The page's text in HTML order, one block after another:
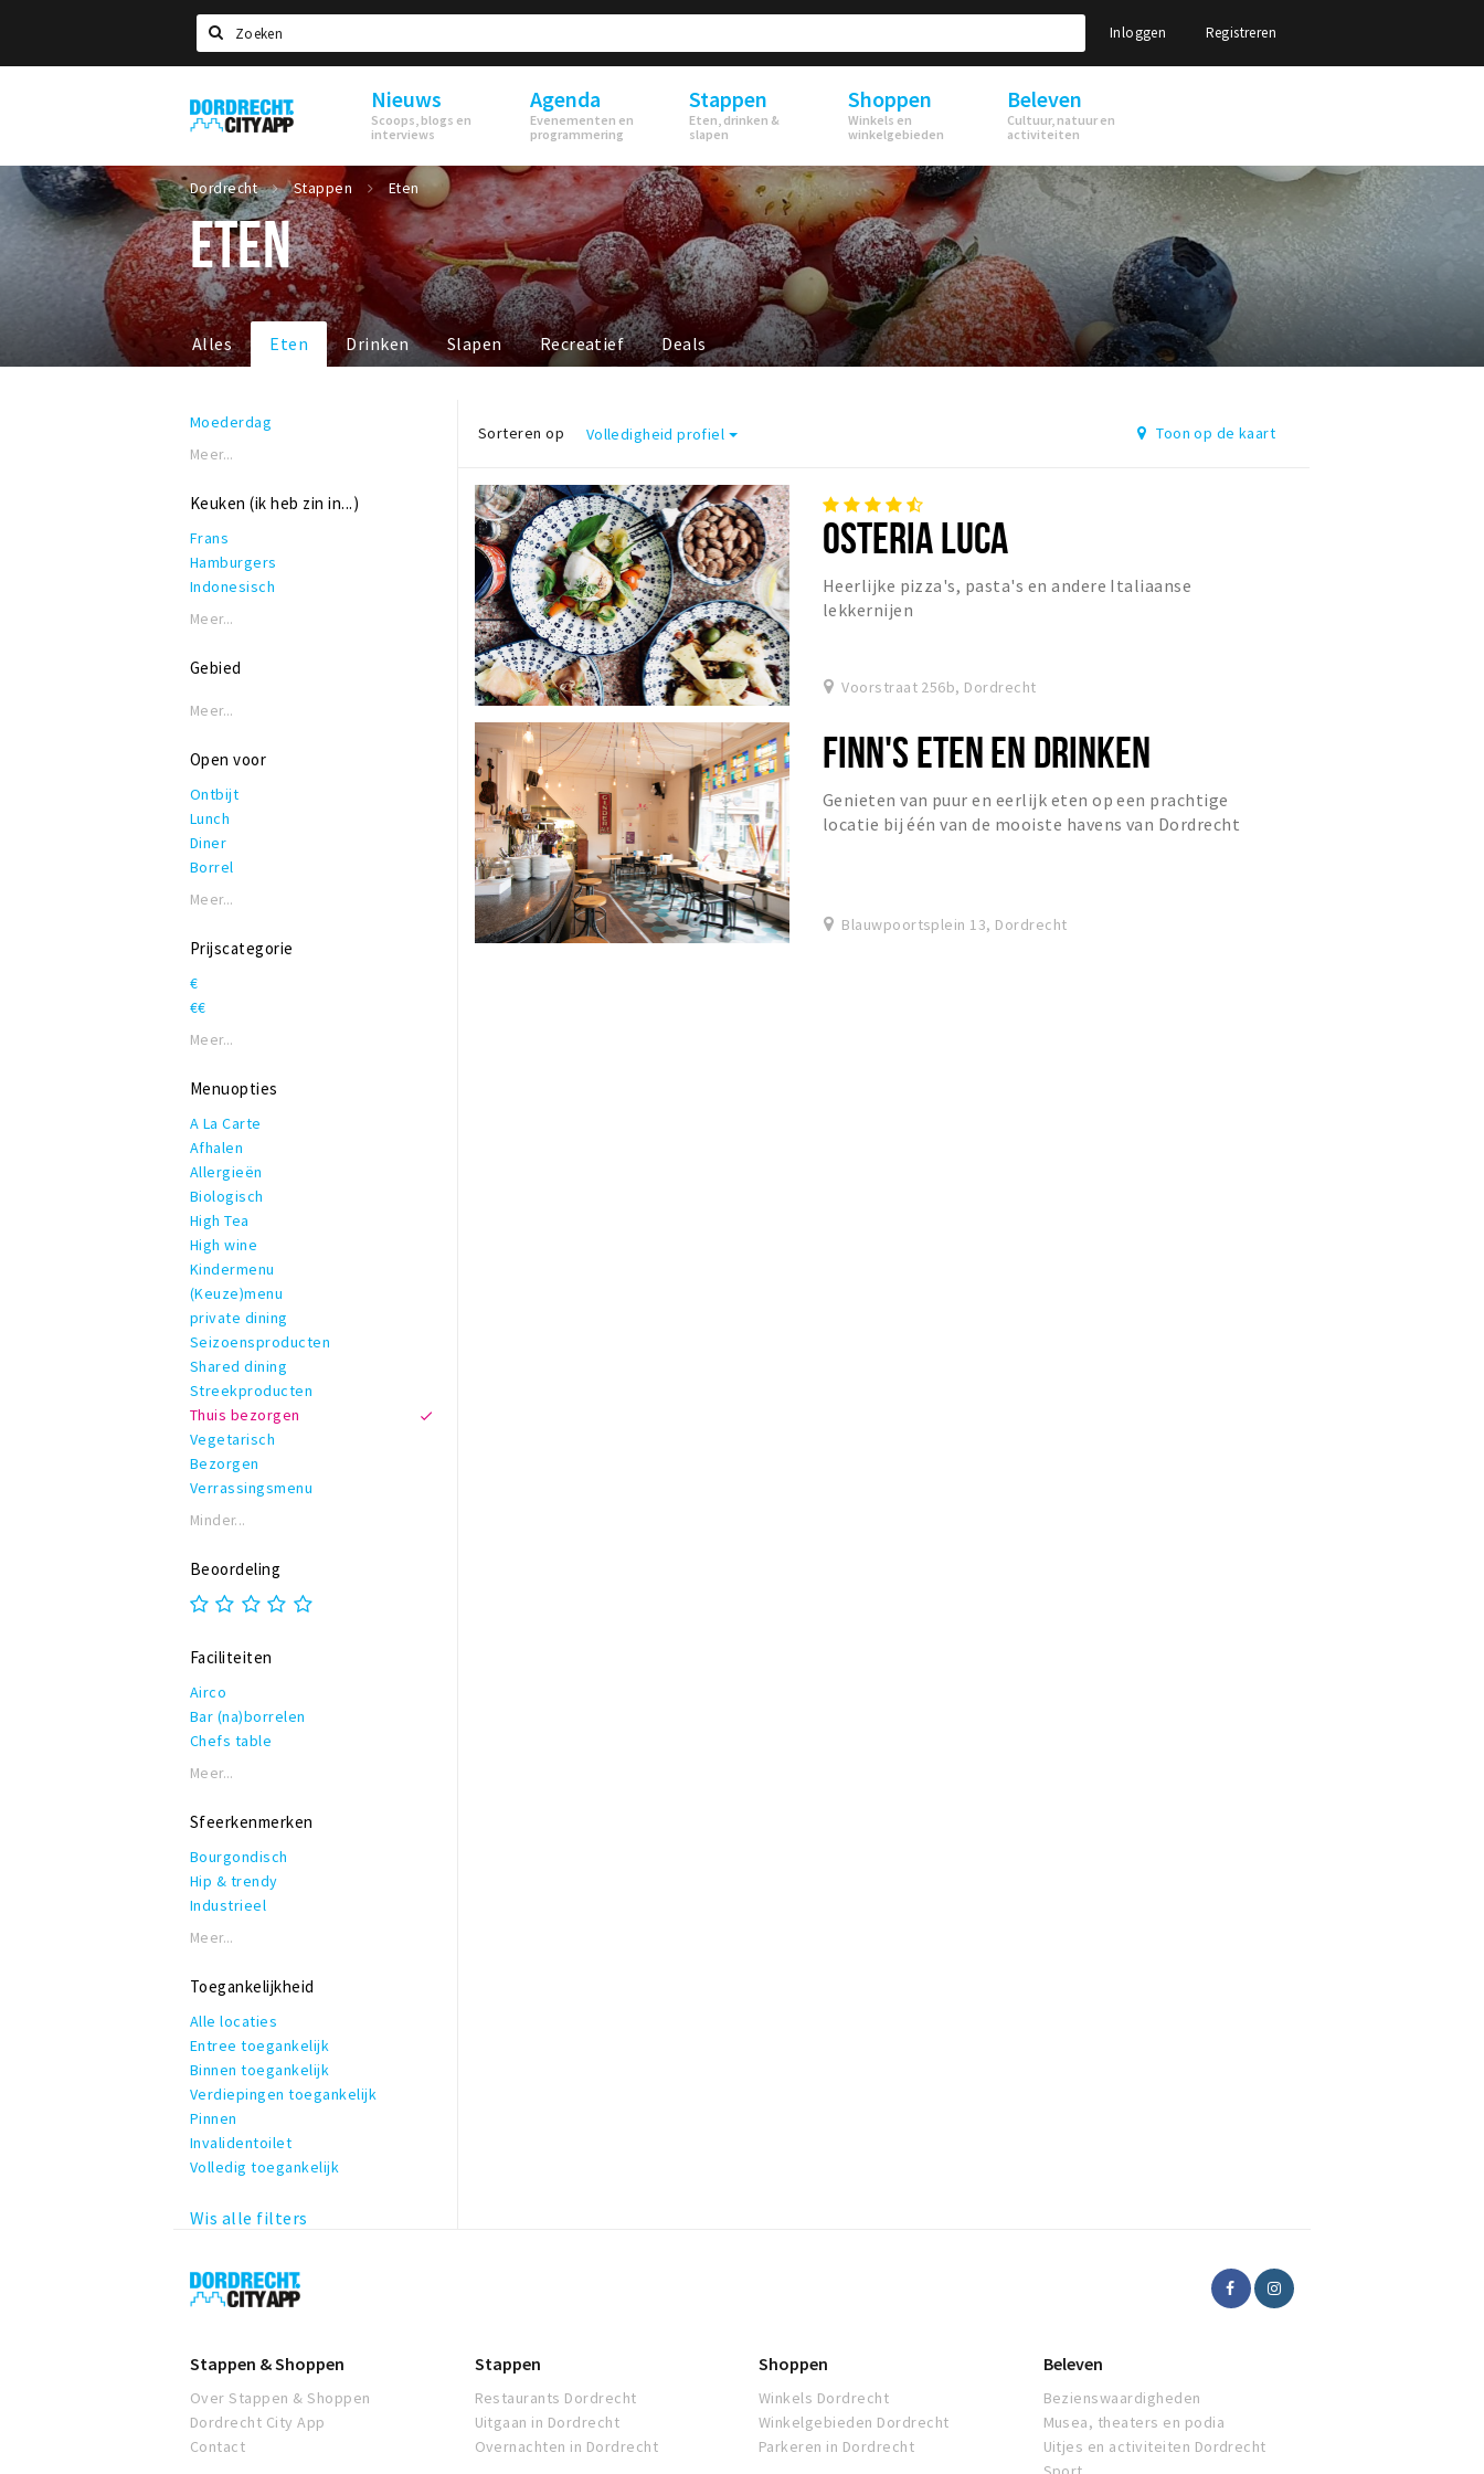
Zoeken
Inloggen Registreren
Dordrecht
City
Nieuws
Scoops, blogs en
interviews
Agenda
Evenementen en
programmering
Stappen
Eten, drinken &
slapen
Shoppen
Winkels en
winkelgebieden
Beleven
Cultuur, natuur en
activiteiten
Dordrecht Stappen Eten
ETEN
Alles Eten Drinken Slapen Recreatief Deals
Moederdag
Meer...
Keuken (ik heb zin in...)
Frans
Hamburgers
Indonesisch
Internationaal
Koffie, lunch & lekkers
Pannenkoeken
Spaans
Tapas
Turks
Veganistisch/Vegetarisch
Meer...
Gebied
Meer...
Open voor
Ontbijt
Lunch
Diner
Borrel
Meer...
Prijscategorie
€
€€
Meer...
Menuopties
A La Carte
Afhalen
Allergieën
Biologisch
High Tea
High wine
Kindermenu
(Keuze)menu
private dining
Seizoensproducten
Shared dining
Streekproducten
Thuis bezorgen
Vegetarisch
Bezorgen
Verrassingsmenu
Minder...
Beoordeling
Faciliteiten
Airco
Bar (na)borrelen
Chefs table
Garderobe
Rolstoeltoegankelijk
Kindvriendelijk
Private dining
Reserveren mogelijk
Terras of binnentuin
WiFi
Meer...
Sfeerkenmerken
Bourgondisch
Hip & trendy
Industrieel
Modern
Vintage
Zakelijk & formeel
Meer...
Toegankelijkheid
Alle locaties
Entree toegankelijk
Binnen toegankelijk
Verdiepingen toegankelijk
Pinnen
Invalidentoilet
Volledig toegankelijk
Wis alle filters
Sorteren op Volledigheid profiel Toon op de kaart
OSTERIA LUCA
Heerlijke pizza's, pasta's en andere Italiaanse
lekkernijen
Voorstraat 256b, Dordrecht
FINN'S ETEN EN DRINKEN
Genieten van puur en eerlijk eten op een prachtige
locatie bij één van de mooiste havens van Dordrecht
Blauwpoortsplein 13, Dordrecht
Dordrecht
City
Stappen & Shoppen
Over Stappen & Shoppen
Dordrecht City App
Contact
Stappen
Restaurants Dordrecht
Uitgaan in Dordrecht
Overnachten in Dordrecht
Shoppen
Winkels Dordrecht
Winkelgebieden Dordrecht
Parkeren in Dordrecht
Beleven
Bezienswaardigheden
Musea, theaters en podia
Uitjes en activiteiten Dordrecht